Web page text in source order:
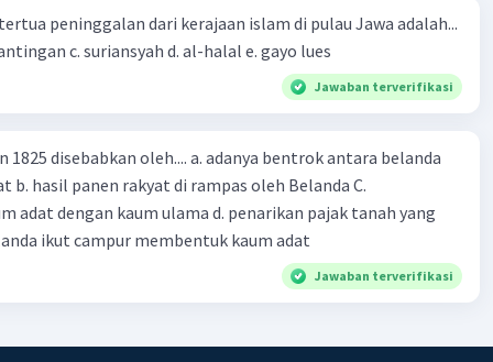
pemikiran-pemikiran politik nasionalis dan
Mereka terlibat dalam berbagai diskusi, seminar, dan
politik yang bertujuan untuk menyadarkan masyarakat
persatuan dan perjuangan kemerdekaan.
pemogokan, dan boikot terhadap produk-produk
juga terlibat dalam perlawanan bersenjata seperti
Surabaya pada masa Revolusi Nasional.
Pergerakan Pers:
Beberapa pemuda juga terlibat
pers yang memainkan peran penting dalam
propaganda dan menggalang dukungan untuk
peninggalan dari kerajaan islam di pulau Jawa adalah...
a. tua palopo b. mantingan c. suriansyah d. al-halal e. gayo lues
Jawaban terverifikasi
1825 disebabkan oleh.... a. adanya bentrok antara belanda
b. hasil panen rakyat di rampas oleh Belanda C.
adat dengan kaum ulama d. penarikan pajak tanah yang
ikut campur membentuk kaum adat
Jawaban terverifikasi